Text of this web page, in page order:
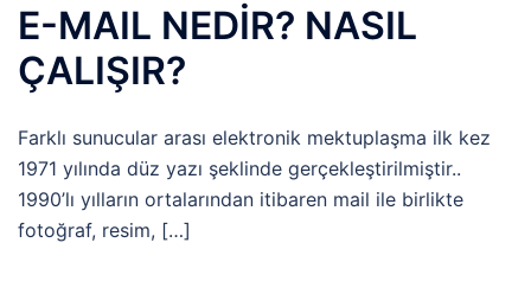
E-MAIL NEDİR? NASIL
ÇALIŞIR?
Farklı sunucular arası elektronik mektuplaşma ilk kez
1971 yılında düz yazı şeklinde gerçekleştirilmiştir..
1990’lı yılların ortalarından itibaren mail ile birlikte
fotoğraf, resim, […]